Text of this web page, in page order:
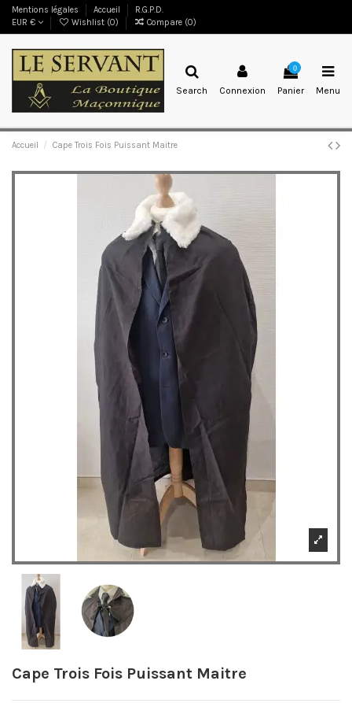
Mentions légales Accueil
R.G.P.D.
EUR €
Wishlist (0) Compare (0)
Search Connexion
0
Panier Menu
Accueil Cape Trois Fois Puissant Maitre
Cape Trois Fois Puissant Maitre